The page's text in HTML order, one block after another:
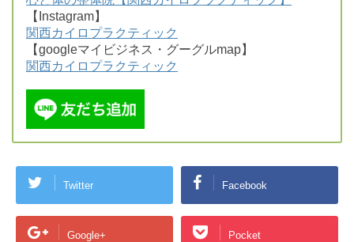
【Instagram】
関西カイロプラクティック
【googleマイビジネス・グーグルmap】
関西カイロプラクティック
Twitter Facebook
Google+ Pocket